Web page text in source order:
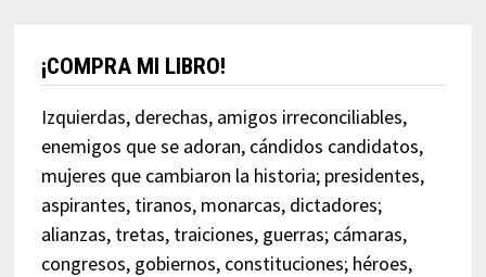
¡COMPRA MI LIBRO!
Izquierdas, derechas, amigos irreconciliables,
enemigos que se adoran, cándidos candidatos,
mujeres que cambiaron la historia; presidentes,
aspirantes, tiranos, monarcas, dictadores;
alianzas, tretas, traiciones, guerras; cámaras,
congresos, gobiernos, constituciones; héroes,